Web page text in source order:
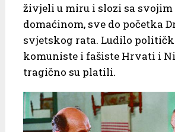
živjeli u miru i slozi sa
domaćinom, sve do početka
svjetskog rata. Ludilo
komuniste i fašiste Hrvati i
tragično su platili.